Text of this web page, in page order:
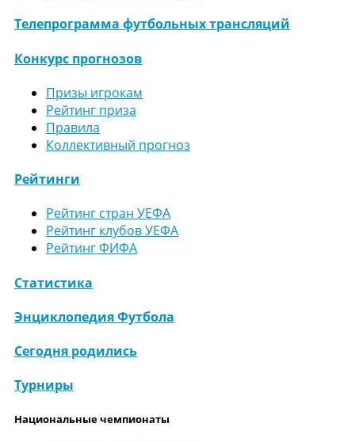
Телепрограмма футбольных трансляций
Конкурс прогнозов
Призы игрокам
Рейтинг приза
Правила
Коллективный прогноз
Рейтинги
Рейтинг стран УЕФА
Рейтинг клубов УЕФА
Рейтинг ФИФА
Статистика
Энциклопедия Футбола
Сегодня родились
Турниры
Национальные чемпионаты